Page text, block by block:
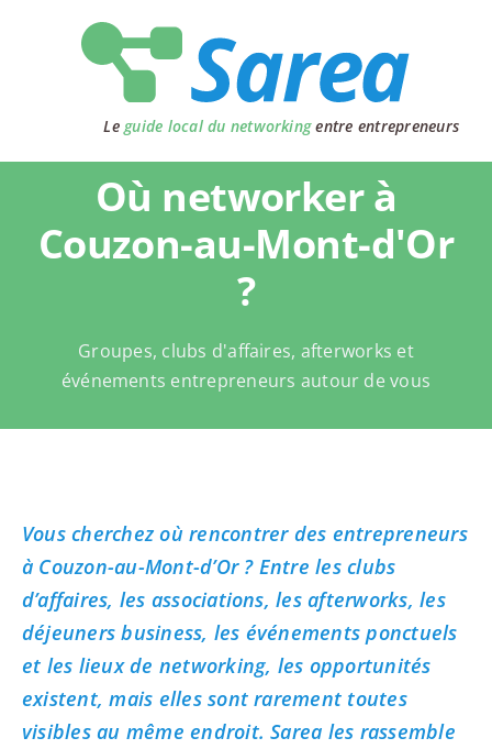
Le guide local du networkingentre entrepreneurs
Où networker à
Couzon-au-Mont-d'Or
?
Groupes, clubs d'affaires, afterworks et
événements entrepreneurs autour de vous
Vous cherchez où rencontrer des entrepreneurs
à Couzon-au-Mont-d’Or ? Entre les clubs
d’affaires, les associations, les afterworks, les
déjeuners business, les événements ponctuels
et les lieux de networking, les opportunités
existent, mais elles sont rarement toutes
visibles au même endroit. Sarea les rassemble